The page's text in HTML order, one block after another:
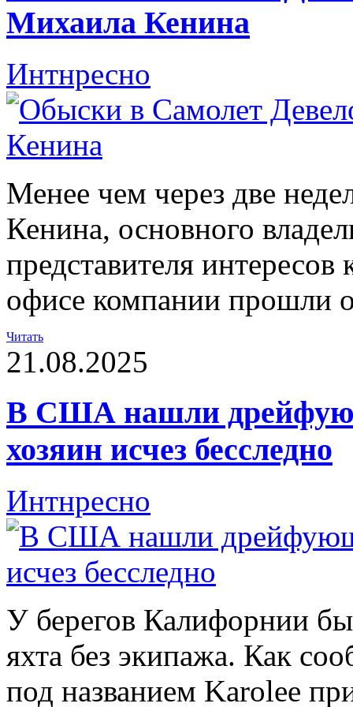
Михаила Кенина
Интнресно
Менее чем через две
Кенина, основного
представителя
офисе компании прошли
Читать
21.08.2025
В США нашли
хозяин исчез бесследно
Интнресно
У берегов Калифорнии
яхта без экипажа. Как
под названием Karolee